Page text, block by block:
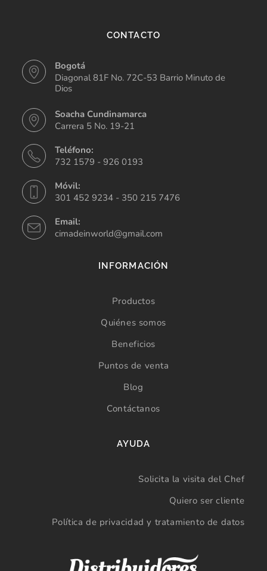
CONTACTO
Bogotá
Diagonal 81F No. 72C-53 Barrio Minuto de
Dios
Soacha Cundinamarca
Carrera 5 No. 19-21
Teléfono:
732 1579 - 926 0193
Móvil:
301 452 9234 - 350 215 7476
Email:
cimadeinworld@gmail.com
INFORMACIÓN
Productos
Quiénes somos
Beneficios
Puntos de venta
Blog
Contáctanos
AYUDA
Solicita la visita del Chef
Quiero ser cliente
Política de privacidad y tratamiento de datos